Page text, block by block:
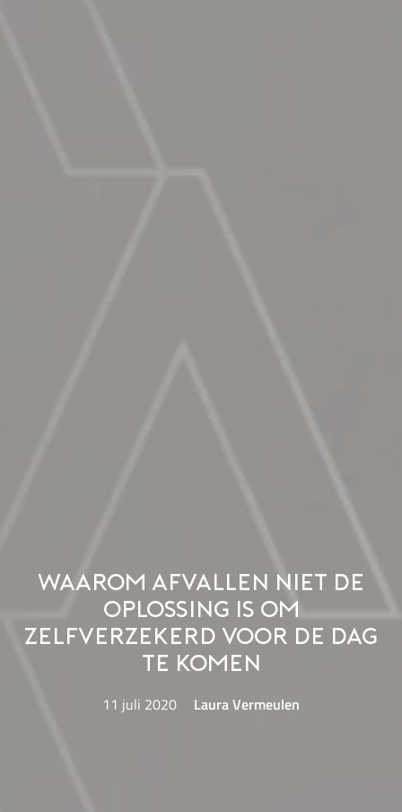
Waarom afvallen niet de
oplossing is om
zelfverzekerd voor de dag
te komen
11 juli 2020 Laura Vermeulen